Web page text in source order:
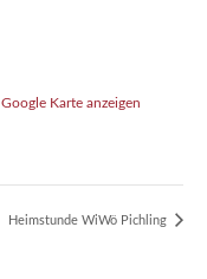
Google Karte anzeigen
Heimstunde WiWö Pichling